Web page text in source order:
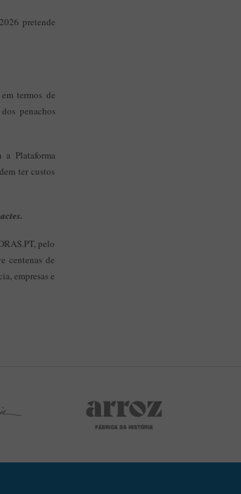
pretende
termos de
penachos
Plataforma
ter custos
pelo
centenas de
empresas e